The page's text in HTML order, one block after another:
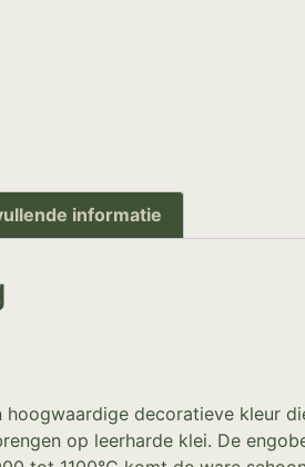
informatie
hoogwaardige decoratieve kleur
op leerharde klei. De